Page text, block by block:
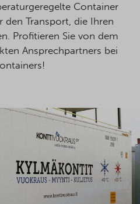
Container
den Transport, die Ihren
Profitieren Sie von dem
Ansprechpartners bei